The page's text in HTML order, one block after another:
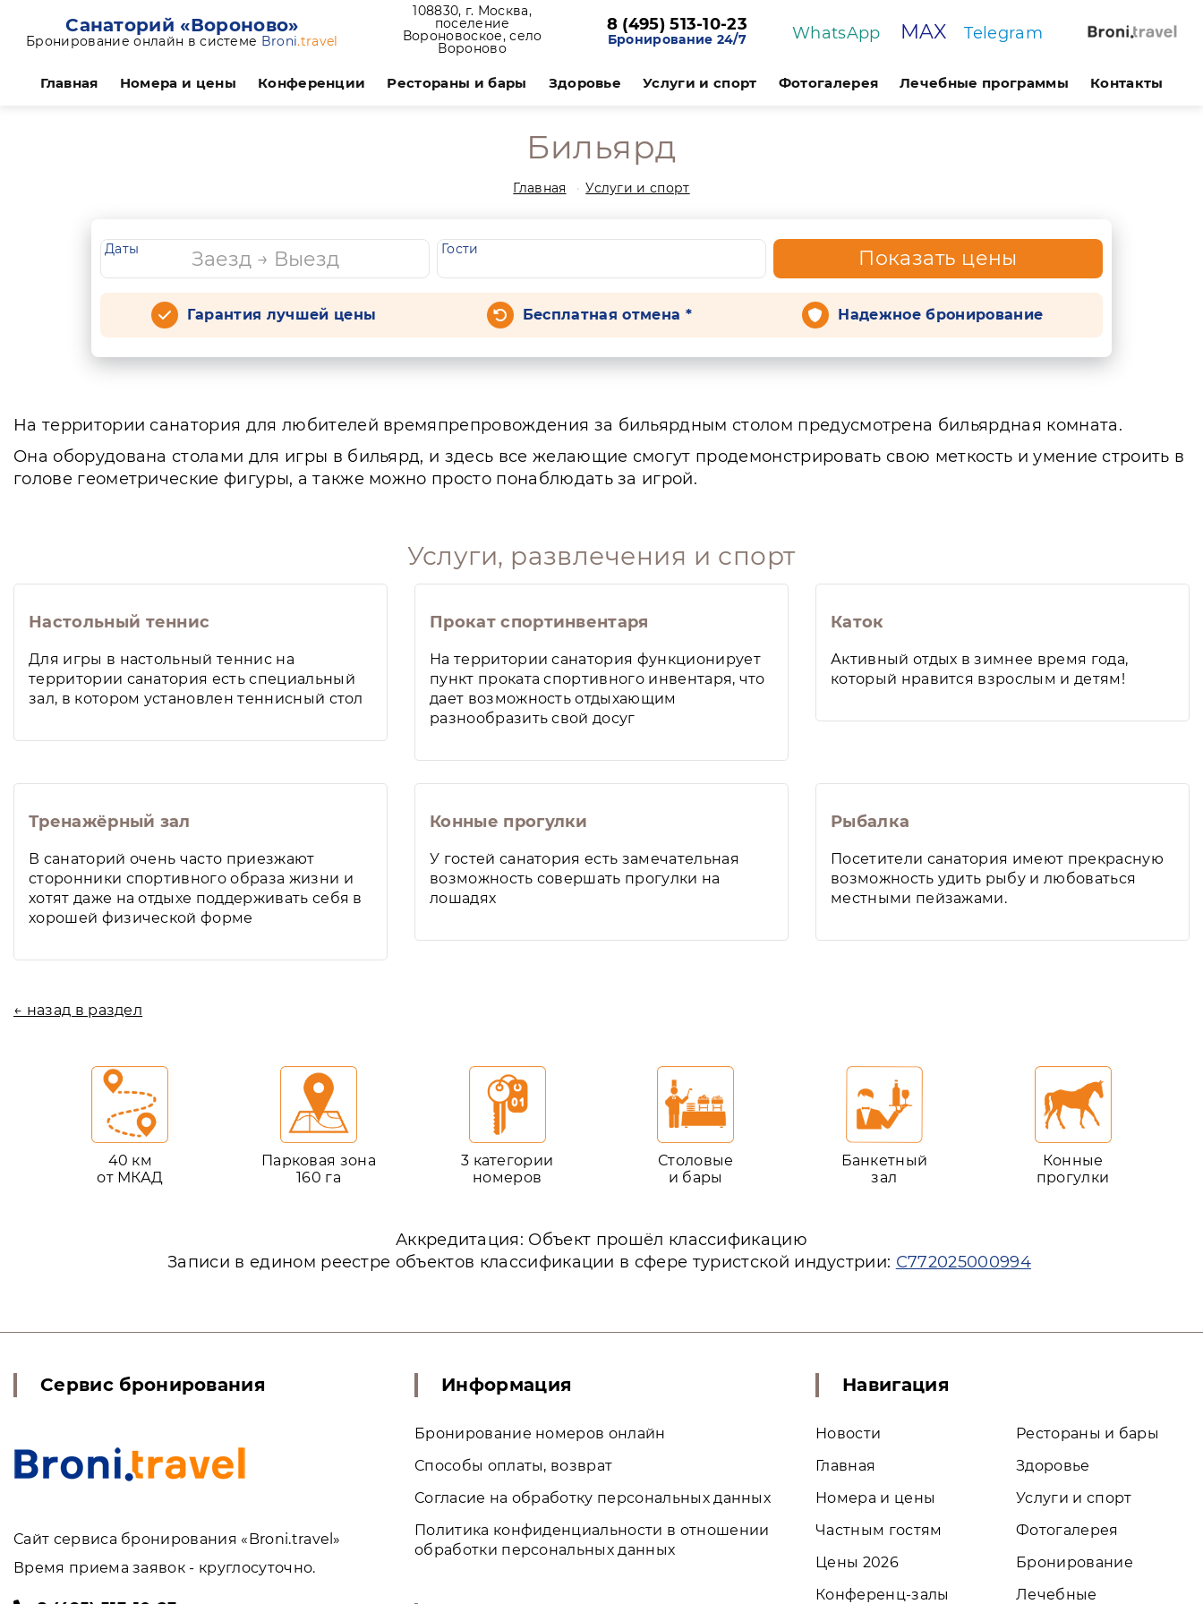
Санаторий «Вороново»
Бронирование онлайн в системе Broni.travel
108830, г. Москва,
поселение
Вороновоское, село
Вороново
8 (495) 513-10-23
Бронирование 24/7 WhatsApp MAX Telegram
Главная Номера и цены Конференции Рестораны и бары Здоровье Услуги и спорт Фотогалерея Лечебные программы Контакты
Бильярд
Главная Услуги и спорт
Даты Гости Показать цены
Гарантия лучшей цены Бесплатная отмена * Надежное бронирование
На территории санатория для любителей времяпрепровождения за бильярдным столом предусмотрена бильярдная комната.
Она оборудована столами для игры в бильярд, и здесь все желающие смогут продемонстрировать свою меткость и умение строить в
голове геометрические фигуры, а также можно просто понаблюдать за игрой.
Услуги, развлечения и спорт
Настольный теннис
Для игры в настольный теннис на
территории санатория есть специальный
зал, в котором установлен теннисный стол
Прокат спортинвентаря
На территории санатория функционирует
пункт проката спортивного инвентаря, что
дает возможность отдыхающим
разнообразить свой досуг
Каток
Активный отдых в зимнее время года,
который нравится взрослым и детям!
Тренажёрный зал
В санаторий очень часто приезжают
сторонники спортивного образа жизни и
хотят даже на отдыхе поддерживать себя в
хорошей физической форме
Конные прогулки
У гостей санатория есть замечательная
возможность совершать прогулки на
лошадях
Рыбалка
Посетители санатория имеют прекрасную
возможность удить рыбу и любоваться
местными пейзажами.
← назад в раздел
40 км
от МКАД
Парковая зона
160 га
3 категории
номеров
Столовые
и бары
Банкетный
зал
Конные
прогулки
Аккредитация: Объект прошёл классификацию
Записи в едином реестре объектов классификации в сфере туристской индустрии: С772025000994
Сервис бронирования
Сайт сервиса бронирования «Broni.travel»
Время приема заявок - круглосуточно.
Информация
Бронирование номеров онлайн
Способы оплаты, возврат
Согласие на обработку персональных данных
Политика конфиденциальности в отношении
обработки персональных данных
Навигация
Новости
Главная
Номера и цены
Частным гостям
Цены 2026
Конференц-залы
Рестораны и бары
Здоровье
Услуги и спорт
Фотогалерея
Бронирование
Лечебные